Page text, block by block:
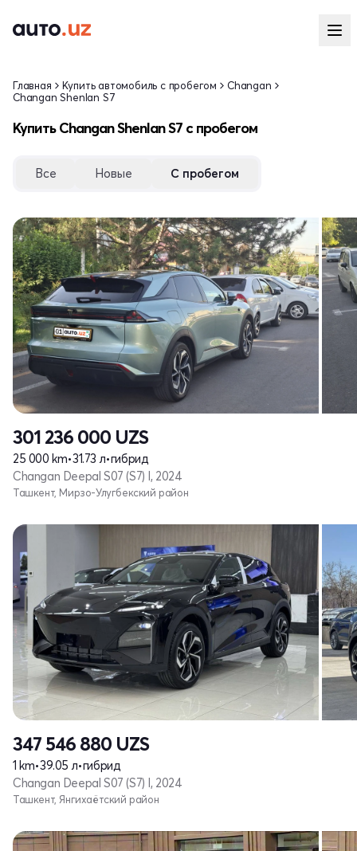
Главная Купить автомобиль с пробегом
Changan
Changan Shenlan S7
Купить Changan Shenlan S7 с пробегом
Все Новые С пробегом
301 236 000 UZS
25 000 km•31.73 л•гибрид
Changan Deepal S07 (S7) I, 2024
Ташкент, Мирзо-Улугбекский район
347 546 880 UZS
1 km•39.05 л•гибрид
Changan Deepal S07 (S7) I, 2024
Ташкент, Янгихаётский район